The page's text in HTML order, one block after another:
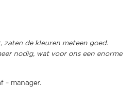
zaten de kleuren meteen goed.
nodig, wat voor ons een enorme
– manager.